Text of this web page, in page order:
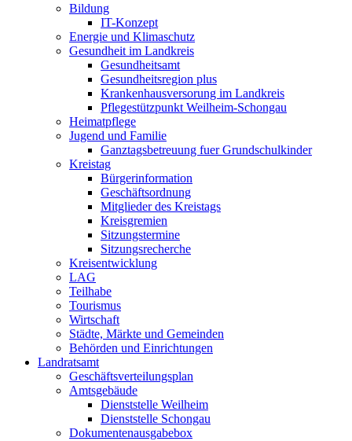
Bildung
IT-Konzept
Energie und Klimaschutz
Gesundheit im Landkreis
Gesundheitsamt
Gesundheitsregion plus
Krankenhausversorung im Landkreis
Pflegestützpunkt Weilheim-Schongau
Heimatpflege
Jugend und Familie
Ganztagsbetreuung fuer Grundschulkinder
Kreistag
Bürgerinformation
Geschäftsordnung
Mitglieder des Kreistags
Kreisgremien
Sitzungstermine
Sitzungsrecherche
Kreisentwicklung
LAG
Teilhabe
Tourismus
Wirtschaft
Städte, Märkte und Gemeinden
Behörden und Einrichtungen
Landratsamt
Geschäftsverteilungsplan
Amtsgebäude
Dienststelle Weilheim
Dienststelle Schongau
Dokumentenausgabebox